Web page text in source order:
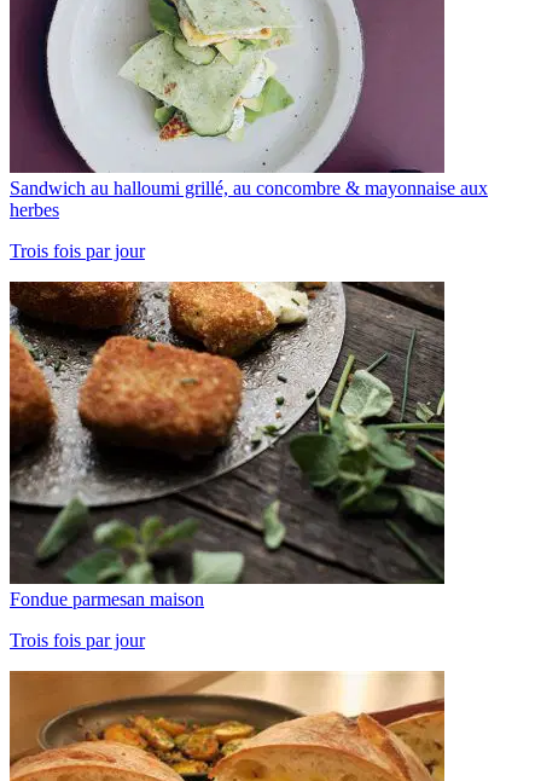
Sandwich au halloumi grillé, au concombre & mayonnaise aux
herbes
Trois fois par jour
Fondue parmesan maison
Trois fois par jour